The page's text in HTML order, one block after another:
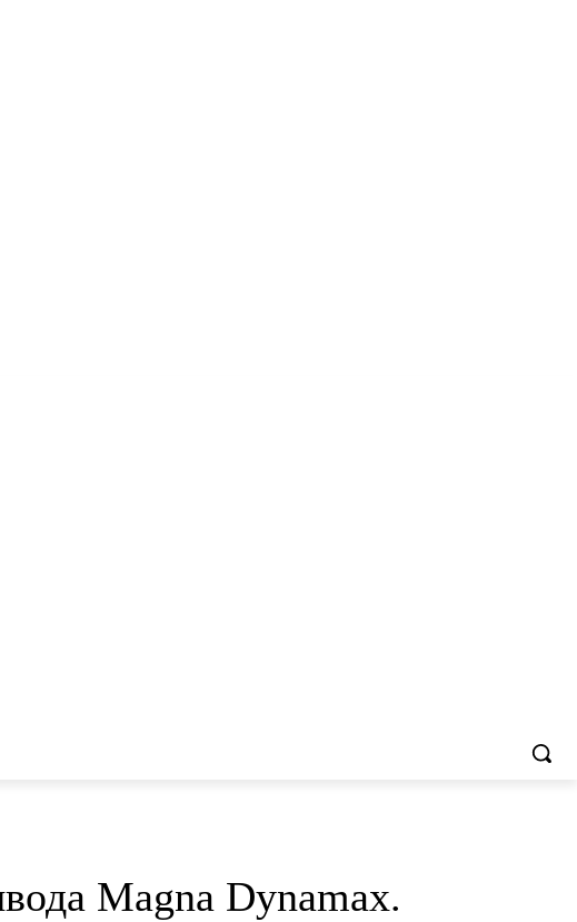
Magna Dynamax.